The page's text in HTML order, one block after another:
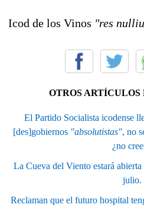
Icod de los Vinos "res
OTROS ARTÍCULOS
El Partido Socialista icodense
[des]gobiernos "absolutistas", no
¿no
La Cueva del Viento estará
julio.
Reclaman que el futuro hospital